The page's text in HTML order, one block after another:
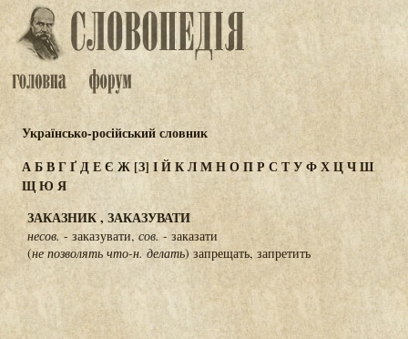
Українсько-російський словник
АБВГҐДЕЄ Ж[З] ІЙКЛМНОПР С ТУФХЦЧШ
ЩЮ Я
ЗАКАЗНИК , ЗАКАЗУВАТИ
несов.- заказувати, сов.- заказати
(не позволять что-н. делать) запрещать, запретить